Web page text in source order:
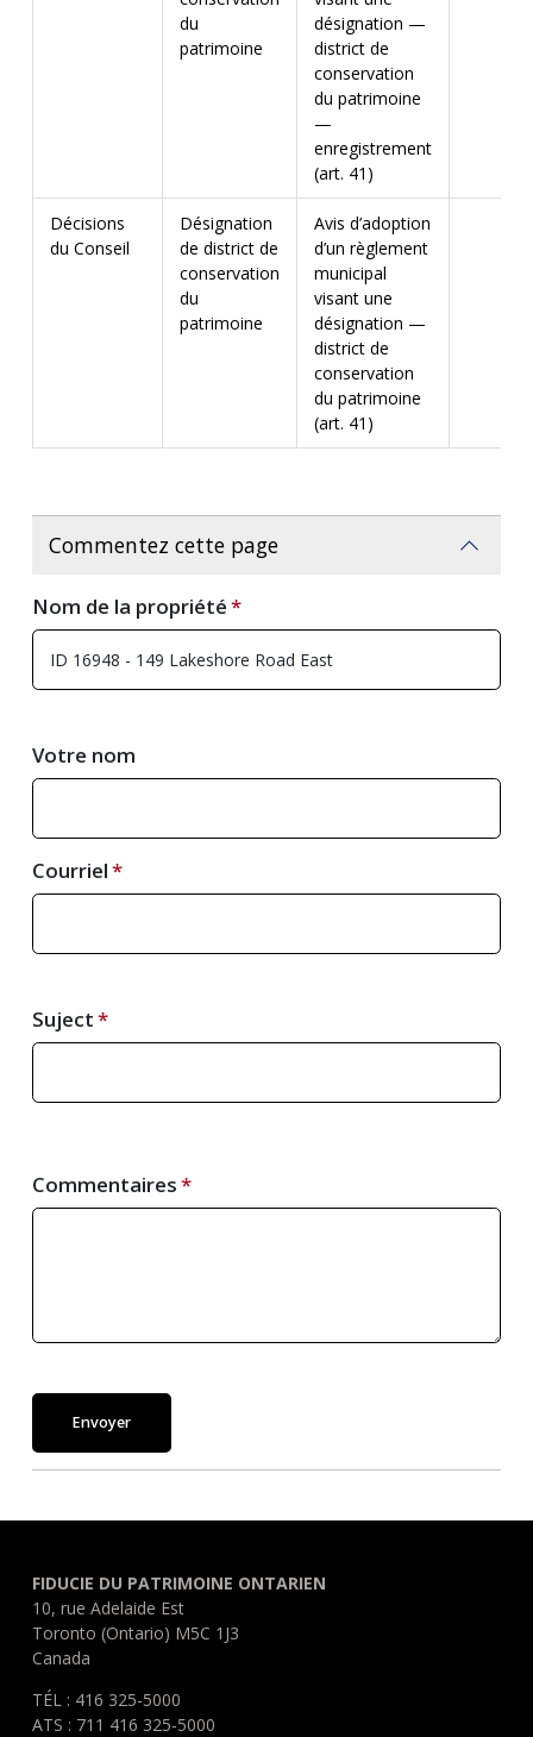
du
patrimoine
désignation —
district de
conservation
du patrimoine
—
enregistrement
(art. 41)
Décisions
du Conseil
Désignation
de district de
conservation
du
patrimoine
Avis d’adoption
d’un règlement
municipal
visant une
désignation —
district de
conservation
du patrimoine
(art. 41)
Commentez cette page
Nom de la propriété
Votre nom
Courriel
Suject
Commentaires
Envoyer
FIDUCIE DU PATRIMOINE ONTARIEN
10, rue Adelaide Est
Toronto (Ontario) M5C 1J3
Canada
TÉL : 416 325-5000
ATS : 711 416 325-5000